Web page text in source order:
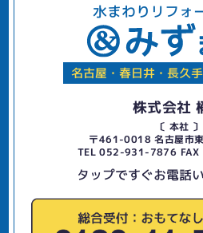
水まわりリフォ
名古屋・春日井・長久
株式会社
〔 本社 〕
〒461-0018 名古屋市
TEL 052-931-7876
タップですぐお電話